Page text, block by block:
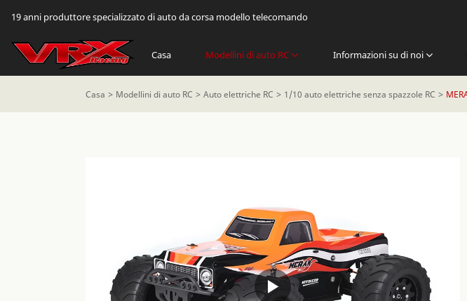
19 anni produttore specializzato di auto da corsa modello telecomando
Casa Modellini di auto RC Informazioni su di noi
Casa Modellini di auto RC Auto elettriche RC 1/10 auto elettriche senza spazzole RC